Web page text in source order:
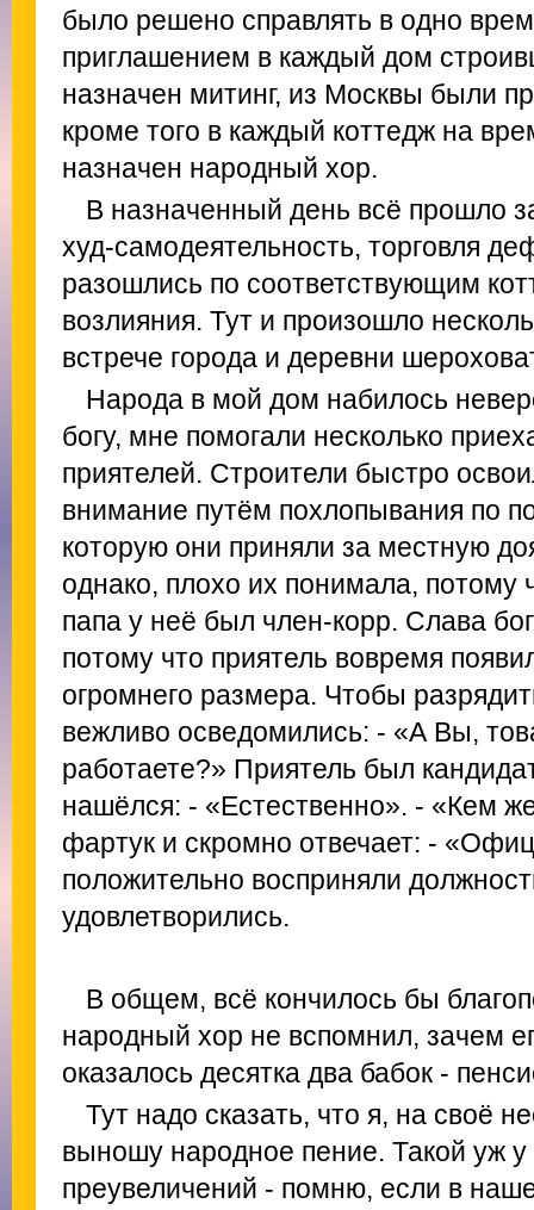
было решено справлять в одно
приглашением в каждый дом
назначен митинг, из Москвы были
кроме того в каждый коттедж на
назначен народный хор.
В назначенный день всё прошло
худ-самодеятельность, торговля
разошлись по соответствующим
возлияния. Тут и произошло
встрече города и деревни
Народа в мой дом набилось
богу, мне помогали несколько
приятелей. Строители быстро
внимание путём похлопывания по
которую они приняли за местную
однако, плохо их понимала,
папа у неё был член-корр. Слава
потому что приятель вовремя
огромнего размера. Чтобы
вежливо осведомились: - «А Вы,
работаете?» Приятель был
нашёлся: - «Естественно». - «Кем
фартук и скромно отвечает: -
положительно восприняли
удовлетворились.
В общем, всё кончилось бы
народный хор не вспомнил, зачем
оказалось десятка два бабок -
Тут надо сказать, что я, на своё
выношу народное пение. Такой уж у
преувеличений - помню, если в